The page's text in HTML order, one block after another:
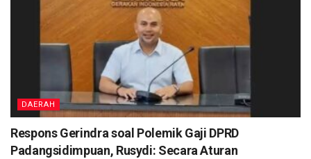
DAERAH
Respons Gerindra soal Polemik Gaji DPRD
Padangsidimpuan, Rusydi: Secara Aturan